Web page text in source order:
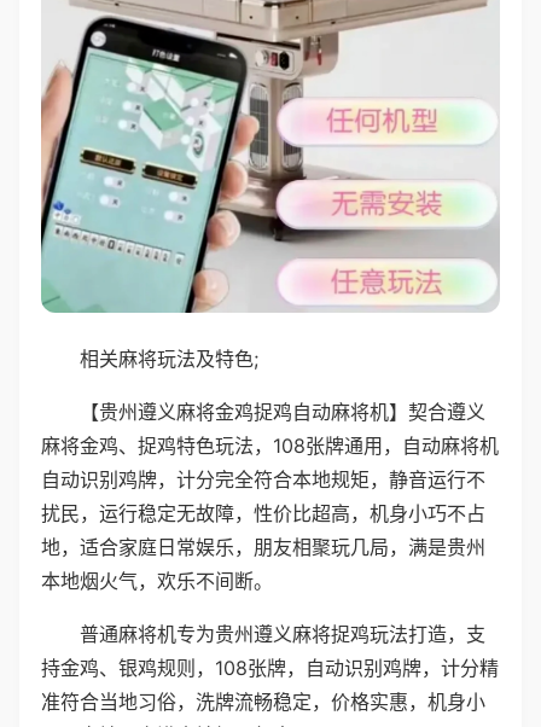
相关麻将玩法及特色;
【贵州遵义麻将金鸡捉鸡自动麻将机】契合遵义
麻将金鸡、捉鸡特色玩法，108张牌通用，自动麻将机
自动识别鸡牌，计分完全符合本地规矩，静音运行不
扰民，运行稳定无故障，性价比超高，机身小巧不占
地，适合家庭日常娱乐，朋友相聚玩几局，满是贵州
本地烟火气，欢乐不间断。
普通麻将机专为贵州遵义麻将捉鸡玩法打造，支
持金鸡、银鸡规则，108张牌，自动识别鸡牌，计分精
准符合当地习俗，洗牌流畅稳定，价格实惠，机身小